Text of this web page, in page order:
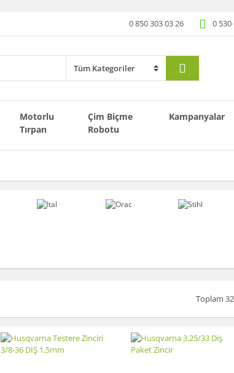
0 850 303 03 26 0 530
Motorlu
Tırpan
Çim Biçme
Robotu
Kampanyalar
Toplam